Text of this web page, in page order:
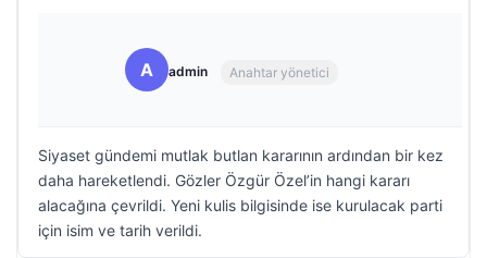
A admin Anahtar yönetici
Siyaset gündemi mutlak butlan kararının ardından bir kez
daha hareketlendi. Gözler Özgür Özel’in hangi kararı
alacağına çevrildi. Yeni kulis bilgisinde ise kurulacak parti
için isim ve tarih verildi.